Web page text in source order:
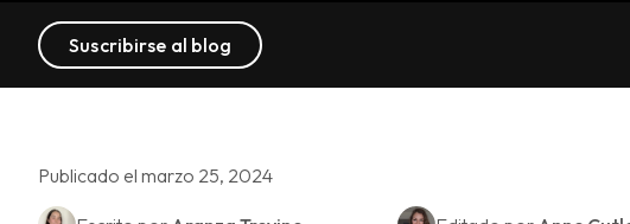
Suscribirse al blog
Publicado el marzo 25, 2024